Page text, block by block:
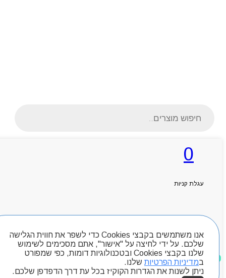
אנו משתמשים בקבצי Cookies כדי לשפר את חווית הגלישה
שלכם. על ידי לחיצה על "אישור", אתם מסכימים לשימוש
שלנו בקבצי Cookies ובטכנולוגיות דומות, כפי שמפורט
במדיניות הפרטיות שלנו.
ניתן לשנות את הגדרות הקוקיז בכל עת דרך הדפדפן שלכם.
0
עגלת קניות
חיפוש מוצרים
מוצרים שאהבתי
search
אודותניו
קטלוג מוצרים
מותגים
Byou